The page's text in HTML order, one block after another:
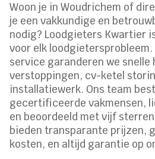
Woon je in Woudrichem of
je een vakkundige en
nodig? Loodgieters Kwartier
voor elk loodgietersprobleem.
service garanderen we snelle
verstoppingen, cv-ketel
installatiewerk. Ons team
gecertificeerde vakmensen,
en beoordeeld met vijf sterren
bieden transparante prijzen,
kosten, en altijd garantie op